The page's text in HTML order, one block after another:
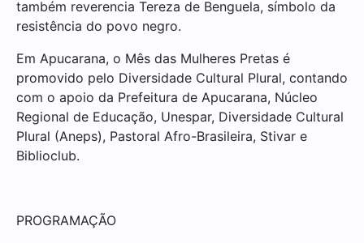
também reverencia Tereza de Benguela, símbolo da
resistência do povo negro.
Em Apucarana, o Mês das Mulheres Pretas é
promovido pelo Diversidade Cultural Plural, contando
com o apoio da Prefeitura de Apucarana, Núcleo
Regional de Educação, Unespar, Diversidade Cultural
Plural (Aneps), Pastoral Afro-Brasileira, Stivar e
Biblioclub.
PROGRAMAÇÃO